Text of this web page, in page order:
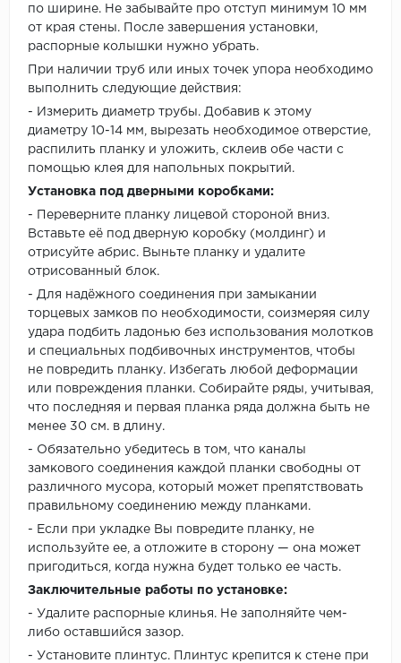
по ширине. Не забывайте про отступ минимум 10 мм
от края стены. После завершения установки,
распорные колышки нужно убрать.
При наличии труб или иных точек упора необходимо
выполнить следующие действия:
- Измерить диаметр трубы. Добавив к этому
диаметру 10-14 мм, вырезать необходимое отверстие,
распилить планку и уложить, склеив обе части с
помощью клея для напольных покрытий.
Установка под дверными коробками:
- Переверните планку лицевой стороной вниз.
Вставьте её под дверную коробку (молдинг) и
отрисуйте абрис. Выньте планку и удалите
отрисованный блок.
- Для надёжного соединения при замыкании
торцевых замков по необходимости, соизмеряя силу
удара подбить ладонью без использования молотков
и специальных подбивочных инструментов, чтобы
не повредить планку. Избегать любой деформации
или повреждения планки. Собирайте ряды, учитывая,
что последняя и первая планка ряда должна быть не
менее 30 см. в длину.
- Обязательно убедитесь в том, что каналы
замкового соединения каждой планки свободны от
различного мусора, который может препятствовать
правильному соединению между планками.
- Если при укладке Вы повредите планку, не
используйте ее, а отложите в сторону — она может
пригодиться, когда нужна будет только ее часть.
Заключительные работы по установке:
- Удалите распорные клинья. Не заполняйте чем-
либо оставшийся зазор.
- Установите плинтус. Плинтус крепится к стене при